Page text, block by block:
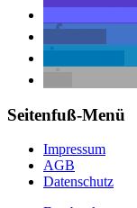
Seitenfuß-Menü
Impressum
AGB
Datenschutz